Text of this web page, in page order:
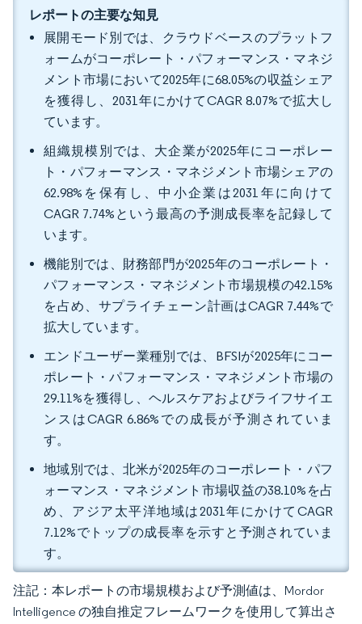
レポートの主要な知見
展開モード別では、クラウドベースのプラットフ
ォームがコーポレート・パフォーマンス・マネジ
メント市場において2025年に68.05%の収益シェア
を獲得し、2031年にかけてCAGR 8.07%で拡大し
ています。
組織規模別では、大企業が2025年にコーポレー
ト・パフォーマンス・マネジメント市場シェアの
62.98%を保有し、中小企業は2031年に向けて
CAGR 7.74%という最高の予測成長率を記録して
います。
機能別では、財務部門が2025年のコーポレート・
パフォーマンス・マネジメント市場規模の42.15%
を占め、サプライチェーン計画はCAGR 7.44%で
拡大しています。
エンドユーザー業種別では、BFSIが2025年にコー
ポレート・パフォーマンス・マネジメント市場の
29.11%を獲得し、ヘルスケアおよびライフサイエ
ンスはCAGR 6.86%での成長が予測されていま
す。
地域別では、北米が2025年のコーポレート・パフ
ォーマンス・マネジメント市場収益の38.10%を占
め、アジア太平洋地域は2031年にかけてCAGR
7.12%でトップの成長率を示すと予測されていま
す。
注記：本レポートの市場規模および予測値は、Mordor
Intelligence の独自推定フレームワークを使用して算出さ